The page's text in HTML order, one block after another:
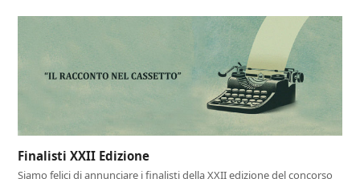
Finalisti XXII Edizione
Siamo felici di annunciare i finalisti della XXII edizione del concorso